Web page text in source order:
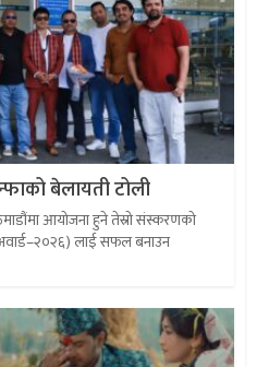
बेलायती टोली
आयोजना हुने तेस्रो संस्करणको
अवार्ड–२०२६) लाई सफल बनाउन